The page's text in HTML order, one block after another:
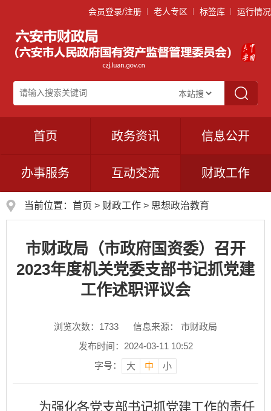
会员登录/注册 老人专区 标签库 运行情况
首页 政务资讯 信息公开
办事服务 互动交流 财政工作
当前位置： 首页 > 财政工作 > 思想政治教育
市财政局（市政府国资委）召开
2023年度机关党委支部书记抓党建
工作述职评议会
浏览次数： 1733
信息来源： 市财政局
发布时间：2024-03-11 10:52
字号：
大 中 小
为强化各党支部书记抓党建工作的责任